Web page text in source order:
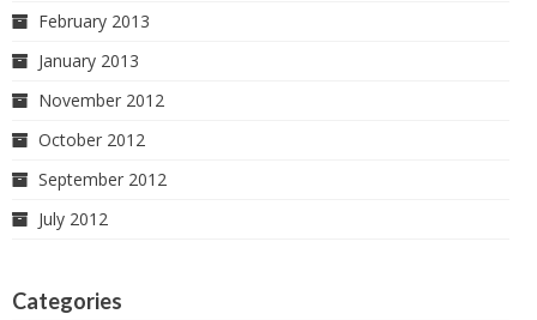
February 2013
January 2013
November 2012
October 2012
September 2012
July 2012
Categories